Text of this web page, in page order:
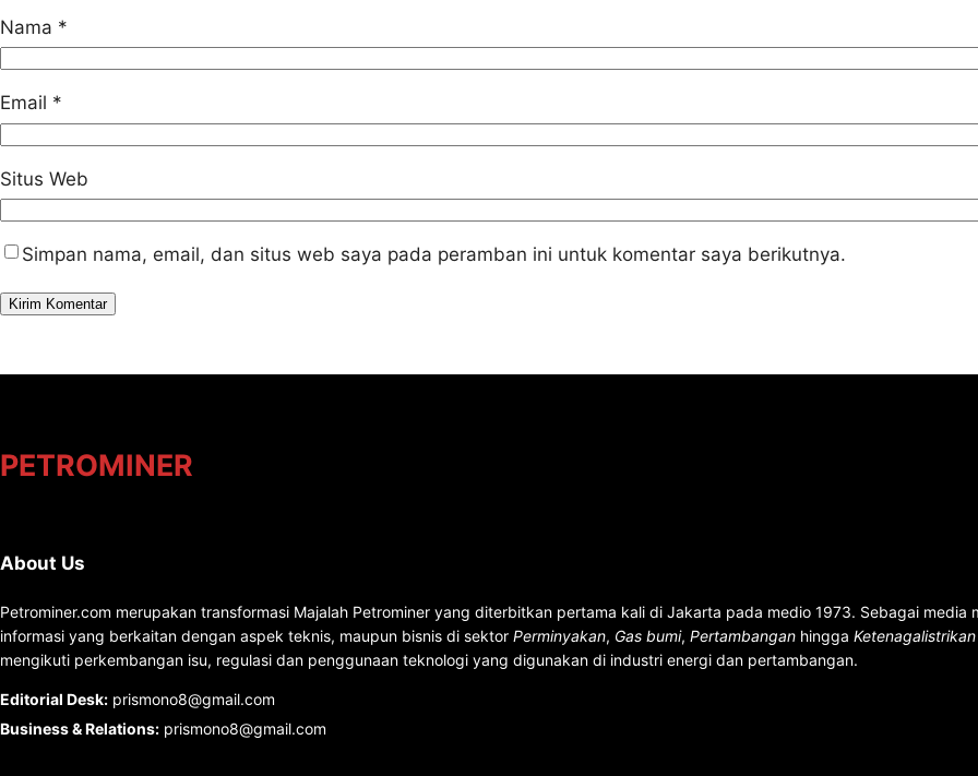
Nama *
Email *
Situs Web
Simpan nama, email, dan situs web saya pada peramban ini untuk komentar saya berikutnya.
PETROMINER
About Us
Petrominer.com merupakan transformasi Majalah Petrominer yang diterbitkan pertama kali di Jakarta pada medio 1973. Sebagai media
informasi yang berkaitan dengan aspek teknis, maupun bisnis di sektor Perminyakan, Gas bumi, Pertambangan hingga
mengikuti perkembangan isu, regulasi dan penggunaan teknologi yang digunakan di industri energi dan pertambangan.
Editorial Desk: prismono8@gmail.com
Business & Relations: prismono8@gmail.com